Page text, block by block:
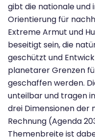
gibt die nationale
Orientierung für
Extreme Armut und
beseitigt sein, die
geschützt und
planetarer Grenzen
geschaffen werden.
unteilbar und tragen
drei Dimensionen der
Rechnung (Agenda
Themenbreite ist